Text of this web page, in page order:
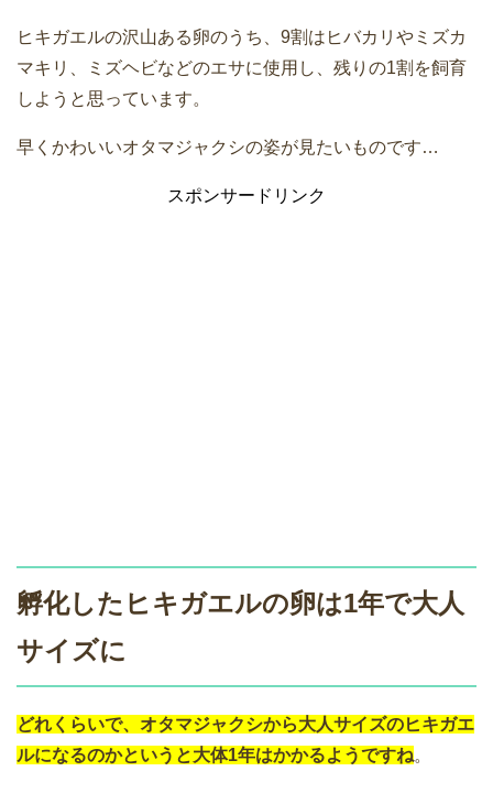
ヒキガエルの沢山ある卵のうち、9割はヒバカリやミズカ
マキリ、ミズヘビなどのエサに使用し、残りの1割を飼育
しようと思っています。
早くかわいいオタマジャクシの姿が見たいものです…
スポンサードリンク
孵化したヒキガエルの卵は1年で大人
サイズに
どれくらいで、オタマジャクシから大人サイズのヒキガエ
ルになるのかというと大体1年はかかるようですね。